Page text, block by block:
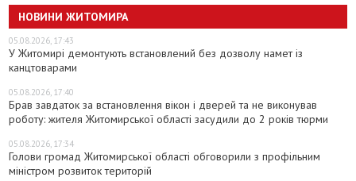
НОВИНИ ЖИТОМИРА
05.08.2026, 17:43
У Житомирі демонтують встановлений без дозволу намет із
канцтоварами
05.08.2026, 17:40
Брав завдаток за встановлення вікон і дверей та не виконував
роботу: жителя Житомирської області засудили до 2 років тюрми
05.08.2026, 17:34
Голови громад Житомирської області обговорили з профільним
міністром розвиток територій